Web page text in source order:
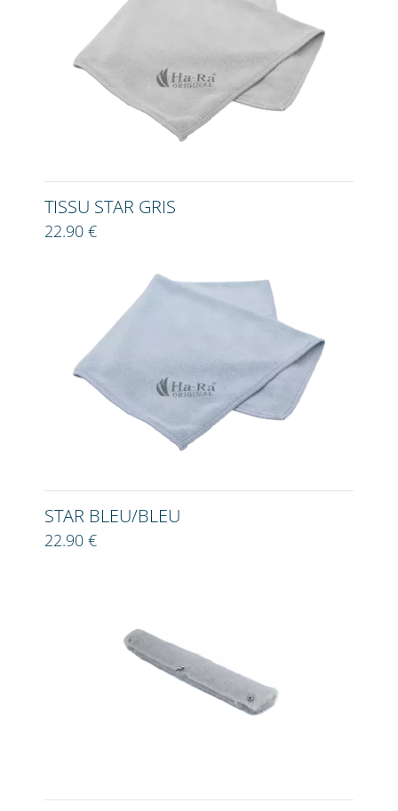
TISSU STAR GRIS
22.90 €
STAR BLEU/BLEU
22.90 €